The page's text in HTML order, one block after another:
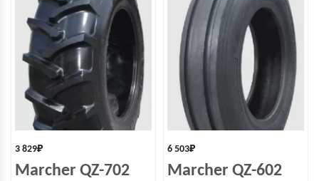
3 829₽
Marcher QZ-702
6 503₽
Marcher QZ-602